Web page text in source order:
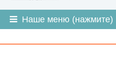
Наше меню (нажмите)